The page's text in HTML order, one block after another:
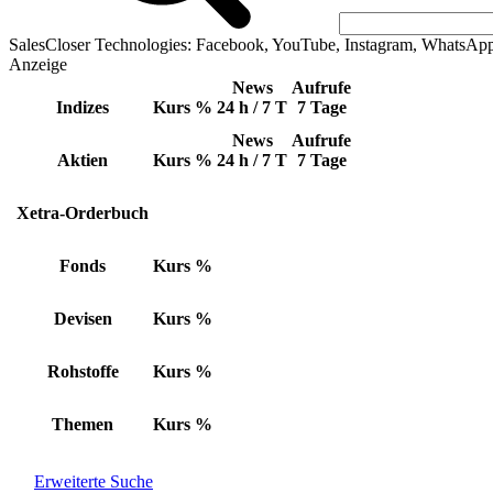
SalesCloser Technologies: Facebook, YouTube, Instagram,
Anzeige
Indizes Kurs %
News
24 h / 7 T
Aufrufe
7 Tage
Aktien Kurs %
News
24 h / 7 T
Aufrufe
7 Tage
Xetra-Orderbuch
Fonds Kurs %
Devisen Kurs %
Rohstoffe Kurs %
Themen Kurs %
Erweiterte Suche